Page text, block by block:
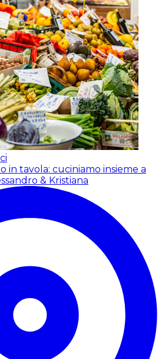
in tavola: cuciniamo insieme a
& Kristiana